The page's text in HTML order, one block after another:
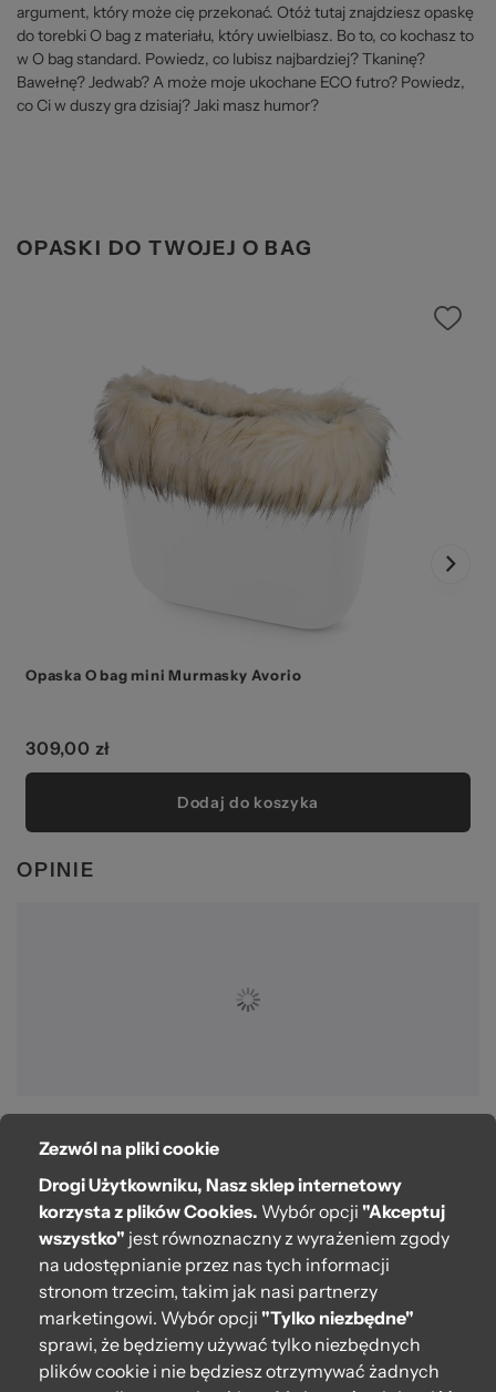
argument, który może cię przekonać. Otóż tutaj znajdziesz opaskę
do torebki O bag z materiału, który uwielbiasz. Bo to, co kochasz to
w O bag standard. Powiedz, co lubisz najbardziej? Tkaninę?
Bawełnę? Jedwab? A może moje ukochane ECO futro? Powiedz,
co Ci w duszy gra dzisiaj? Jaki masz humor?
OPASKI DO TWOJEJ O BAG
Opaska O bag mini Murmasky Avorio
309,00 zł
Dodaj do koszyka
OPINIE
O bag
Pomoc
Moje O bag
Kontakt
222 571 414
bok@obagstore.pl
Zezwól na pliki cookie
Drogi Użytkowniku, Nasz sklep internetowy
korzysta z plików Cookies. Wybór opcji "Akceptuj
wszystko" jest równoznaczny z wyrażeniem zgody
na udostępnianie przez nas tych informacji
stronom trzecim, takim jak nasi partnerzy
marketingowi. Wybór opcji "Tylko niezbędne"
sprawi, że będziemy używać tylko niezbędnych
plików cookie i nie będziesz otrzymywać żadnych